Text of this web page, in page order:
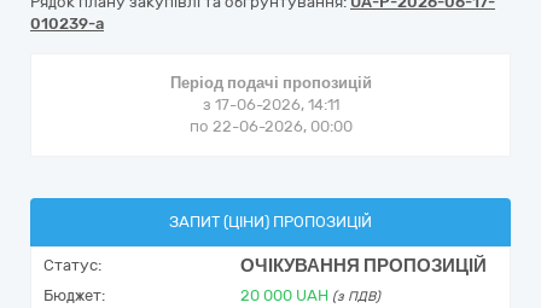
010239-a
Період подачі пропозицій
з 17-06-2026, 14:11
по 22-06-2026, 00:00
ЗАПИТ (ЦІНИ) ПРОПОЗИЦІЙ
Статус: ОЧІКУВАННЯ ПРОПОЗИЦІЙ
Бюджет: 20 000 UAH (з ПДВ)